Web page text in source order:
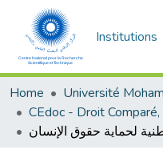
Institutions
Home